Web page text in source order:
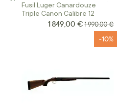
Fusil Luger Canardouze
Triple Canon Calibre 12
Prix Spécial
1 849,00 € Prix normal
1 990,00 €
-10%